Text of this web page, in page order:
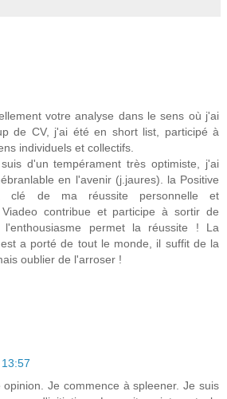
votre analyse dans le sens où j'ai
de CV, j'ai été en short list, participé à
individuels et collectifs.
d'un tempérament très optimiste, j'ai
en l'avenir (j.jaures). la Positive
clé de ma réussite personnelle et
Viadeo contribue et participe à sortir de
permet la réussite ! La
a porté de tout le monde, il suffit de la
oublier de l'arroser !
13:57
Je commence à spleener. Je suis